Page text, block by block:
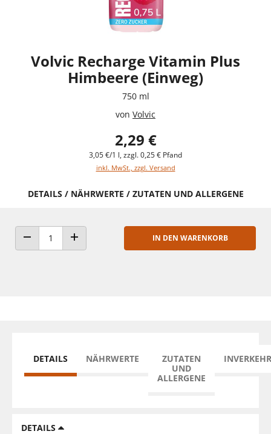
Volvic Recharge Vitamin Plus
Himbeere (Einweg)
750 ml
von Volvic
2,29 €
3,05 €/1 l, zzgl. 0,25 € Pfand
inkl. MwSt., zzgl. Versand
DETAILS / NÄHRWERTE / ZUTATEN UND ALLERGENE
ANZAHL VERRINGERNANZAHL ERHÖHEN
IN DEN WARENKORB
DETAILS NÄHRWERTE
ZUTATEN
UND
ALLERGENE
DETAILS